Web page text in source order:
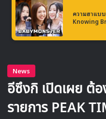
ความฮาแบบ
Knowing